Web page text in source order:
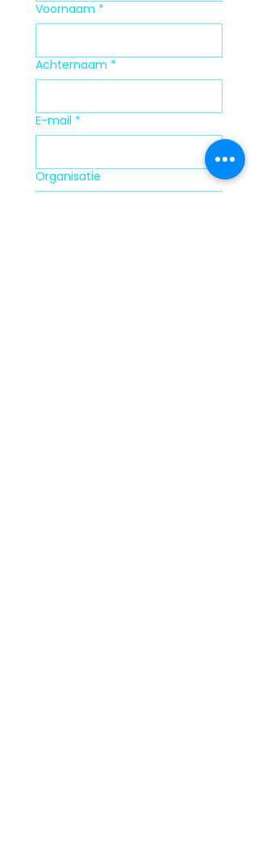
Voornaam *
Achternaam *
E-mail *
Organisatie